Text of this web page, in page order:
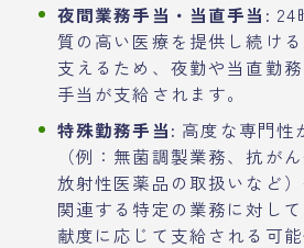
夜間業務手当・当直手当: 24
質の高い医療を提供し続け
支えるため、夜勤や当直勤
手当が支給されます。
特殊勤務手当: 高度な専門性
（例：無菌調製業務、抗が
放射性医薬品の取扱いなど
関連する特定の業務に対し
献度に応じて支給される可能